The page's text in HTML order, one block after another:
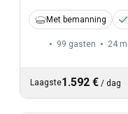
Met bemanning
99 gasten 24 m
Laagste1.592 € / dag